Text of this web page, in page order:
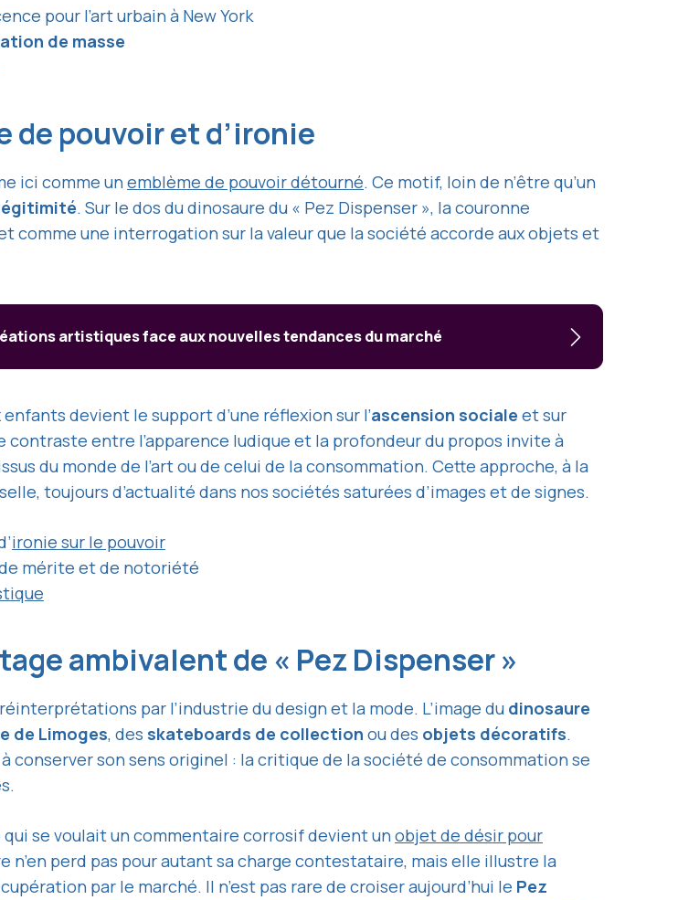
pour l’art urbain à New York
de masse
de pouvoir et d’ironie
ici comme unemblème de pouvoir détourné. Ce motif, loin de n’être qu’un
. Sur le dos du dinosaure du « Pez Dispenser », la couronne
comme une interrogation sur la valeur que la société accorde aux objets et
artistiques face aux nouvelles tendances du marché
devient le support d’une réflexion sur l’ascension sociale et sur
entre l’apparence ludique et la profondeur du propos invite à
du monde de l’art ou de celui de la consommation. Cette approche, à la
toujours d’actualité dans nos sociétés saturées d’images et de signes.
ironie sur le pouvoir
mérite et de notoriété
ambivalent de « Pez Dispenser »
par l’industrie du design et la mode. L’image du dinosaure
de Limoges, des skateboards de collection ou des objets décoratifs.
son sens originel : la critique de la société de consommation se
se voulait un commentaire corrosif devient unobjet de désir pour
n’en perd pas pour autant sa charge contestataire, mais elle illustre la
par le marché. Il n’est pas rare de croiser aujourd’hui le Pez